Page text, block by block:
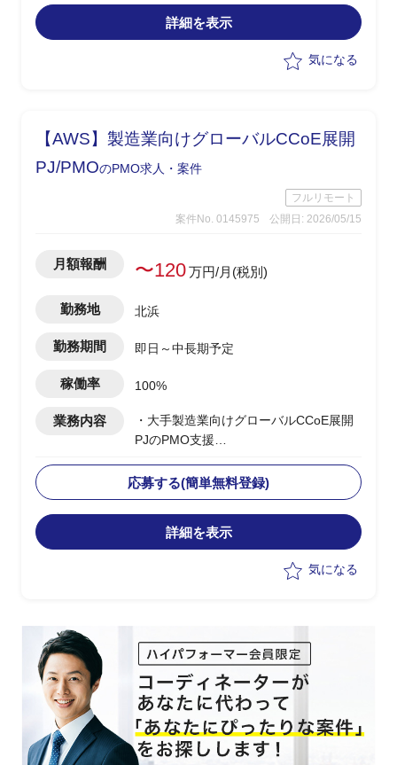
・メーカー・ベンダーへの仕様確認、見
積り依頼・確認、取りまとめ、SE積算を
詳細を表示
気になる
【AWS】製造業向けグローバルCCoE展開
PJ/PMOのPMO求人・案件
フルリモート
案件No. 0145975
公開日: 2026/05/15
月額報酬 〜120万円/月(税別)
勤務地 北浜
勤務期間 即日～中長期予定
稼働率 100%
業務内容
・大手製造業向けグローバルCCoE展開
PJのPMO支援
Global/Regional階層に定義し、アジア/
欧州/北米/中国への展開を支援
・Global CCoEメンバーとして各地域の
モニタリング/管理プロセスの設計と改
・現地IT部門との調整/折衝における日本
・日本側クラウド担当との連携、各国拠
点への展開推進
応募する(簡単無料登録)
詳細を表示
気になる